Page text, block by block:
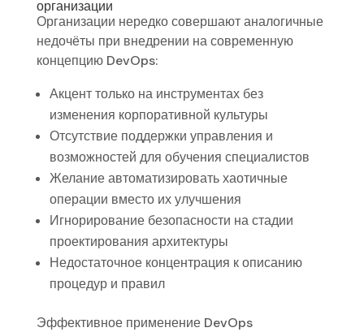
организации
Организации нередко совершают аналогичные
недочёты при внедрении на современную
концепцию DevOps:
Акцент только на инструментах без
изменения корпоративной культуры
Отсутствие поддержки управления и
возможностей для обучения специалистов
Желание автоматизировать хаотичные
операции вместо их улучшения
Игнорирование безопасности на стадии
проектирования архитектуры
Недостаточное концентрация к описанию
процедур и правил
Эффективное применение DevOps